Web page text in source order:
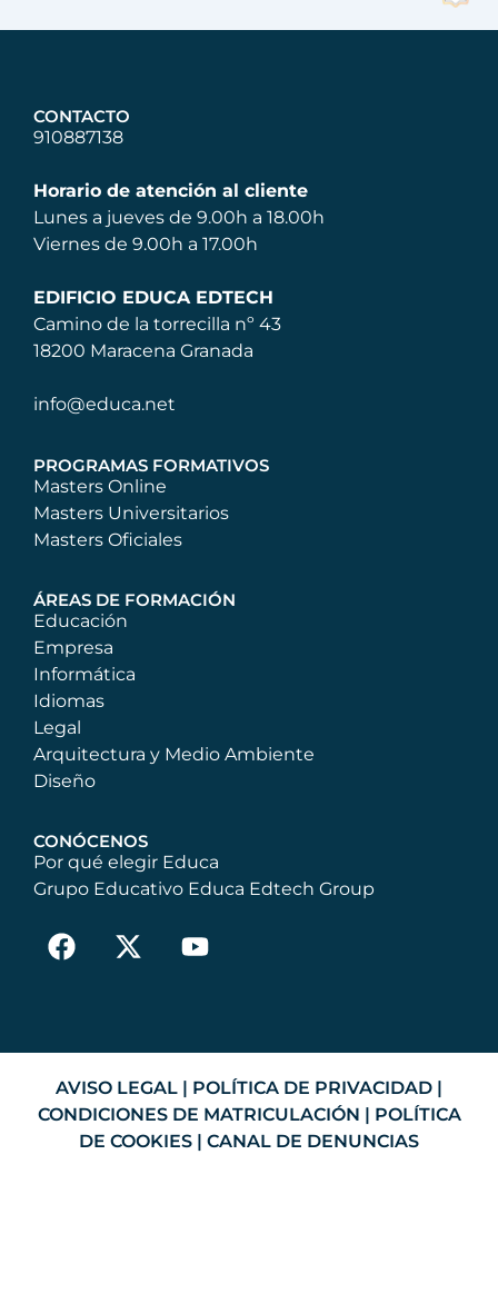
CONTACTO
910887138
Horario de atención al cliente
Lunes a jueves de 9.00h a 18.00h
Viernes de 9.00h a 17.00h
EDIFICIO EDUCA EDTECH
Camino de la torrecilla nº 43
18200 Maracena Granada
info@educa.net
PROGRAMAS FORMATIVOS
Masters Online
Masters Universitarios
Masters Oficiales
ÁREAS DE FORMACIÓN
Educación
Empresa
Informática
Idiomas
Legal
Arquitectura y Medio Ambiente
Diseño
CONÓCENOS
Por qué elegir Educa
Grupo Educativo Educa Edtech Group
AVISO LEGAL | POLÍTICA DE PRIVACIDAD |
CONDICIONES DE MATRICULACIÓN | POLÍTICA
DE COOKIES | CANAL DE DENUNCIAS